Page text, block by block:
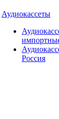
Аудиокассеты
Россия